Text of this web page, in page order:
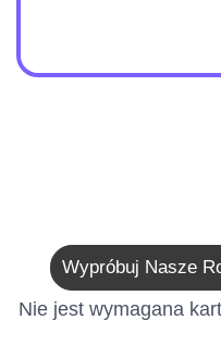
Wypróbuj Nasze
Nie jest wymagana